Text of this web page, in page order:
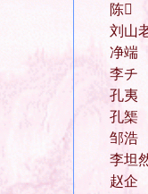
陈
刘山
净端
李チ
孔夷
孔榘
邹浩
李坦
赵企